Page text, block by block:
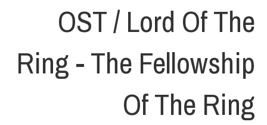
OST / Lord Of The
Ring - The Fellowship
Of The Ring